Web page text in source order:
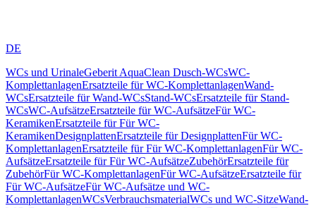
DE
WCs und UrinaleGeberit AquaClean Dusch-WCsWC-
KomplettanlagenErsatzteile für WC-KomplettanlagenWand-
WCsErsatzteile für Wand-WCsStand-WCsErsatzteile für Stand-
WCsWC-AufsätzeErsatzteile für WC-AufsätzeFür WC-
KeramikenErsatzteile für Für WC-
KeramikenDesignplattenErsatzteile für DesignplattenFür WC-
KomplettanlagenErsatzteile für Für WC-KomplettanlagenFür WC-
AufsätzeErsatzteile für Für WC-AufsätzeZubehörErsatzteile für
ZubehörFür WC-KomplettanlagenFür WC-AufsätzeErsatzteile für
Für WC-AufsätzeFür WC-Aufsätze und WC-
KomplettanlagenWCsVerbrauchsmaterialWCs und WC-SitzeWand-